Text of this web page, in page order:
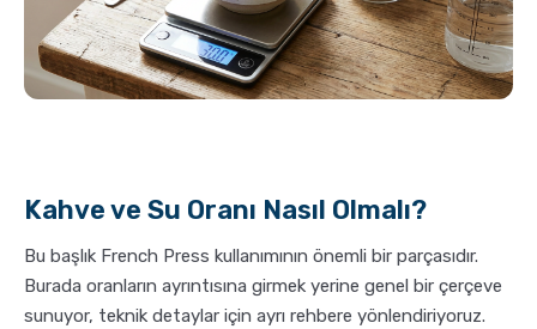
Kahve ve Su Oranı Nasıl Olmalı?
Bu başlık French Press kullanımının önemli bir parçasıdır.
Burada oranların ayrıntısına girmek yerine genel bir çerçeve
sunuyor, teknik detaylar için ayrı rehbere yönlendiriyoruz.